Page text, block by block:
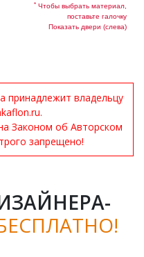
* Чтобы выбрать материал,
поставьте галочку
Показать двери (слева)
владельцу
Законом об Авторском
запрещено!